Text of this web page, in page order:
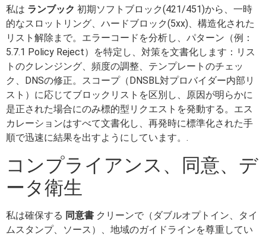
私は ランブック 初期ソフトブロック(421/451)から、一時
的なスロットリング、ハードブロック(5xx)、構造化された
リスト解除まで。エラーコードを分析し、パターン（例：
5.7.1 Policy Reject）を特定し、対策を文書化します：リス
トのクレンジング、頻度の調整、テンプレートのチェッ
ク、DNSの修正。スコープ（DNSBL対プロバイダー内部リ
スト）に応じてブロックリストを区別し、原因が明らかに
是正された場合にのみ標的型リクエストを発動する。エス
カレーションはすべて文書化し、再発時に標準化された手
順で迅速に結果を出すようにしています。.
コンプライアンス、同意、デ
ータ衛生
私は確保する 同意書 クリーンで（ダブルオプトイン、タイ
ムスタンプ、ソース）、地域のガイドラインを尊重してい